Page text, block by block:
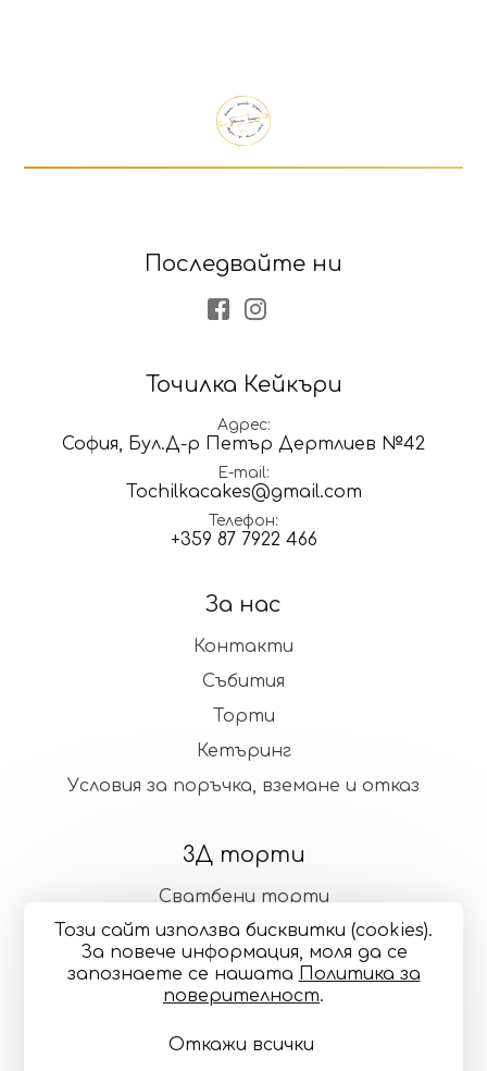
За нас
Контакти
Събития
Торти
Кетъринг
Условия за поръчка, вземане и отказ
3Д торти
Сватбени торти
Стандартни торти
Точилка Кейкъри
Адрес
София, Бул.Д-р Петър Дертлиев №42
E-mail
Tochilkacakes@gmail.com
Телефон
+359 87 7922 466
Последвайте ни
Facebook
Онлайн разрешаване на спорове
Този сайт използва бисквитки (cookies).
За повече информация, моля да се
запознаете се нашaтa Политика за
поверителност.
Откажи всички